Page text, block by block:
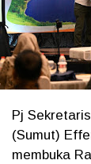
Pj
(Sumut)
membuka